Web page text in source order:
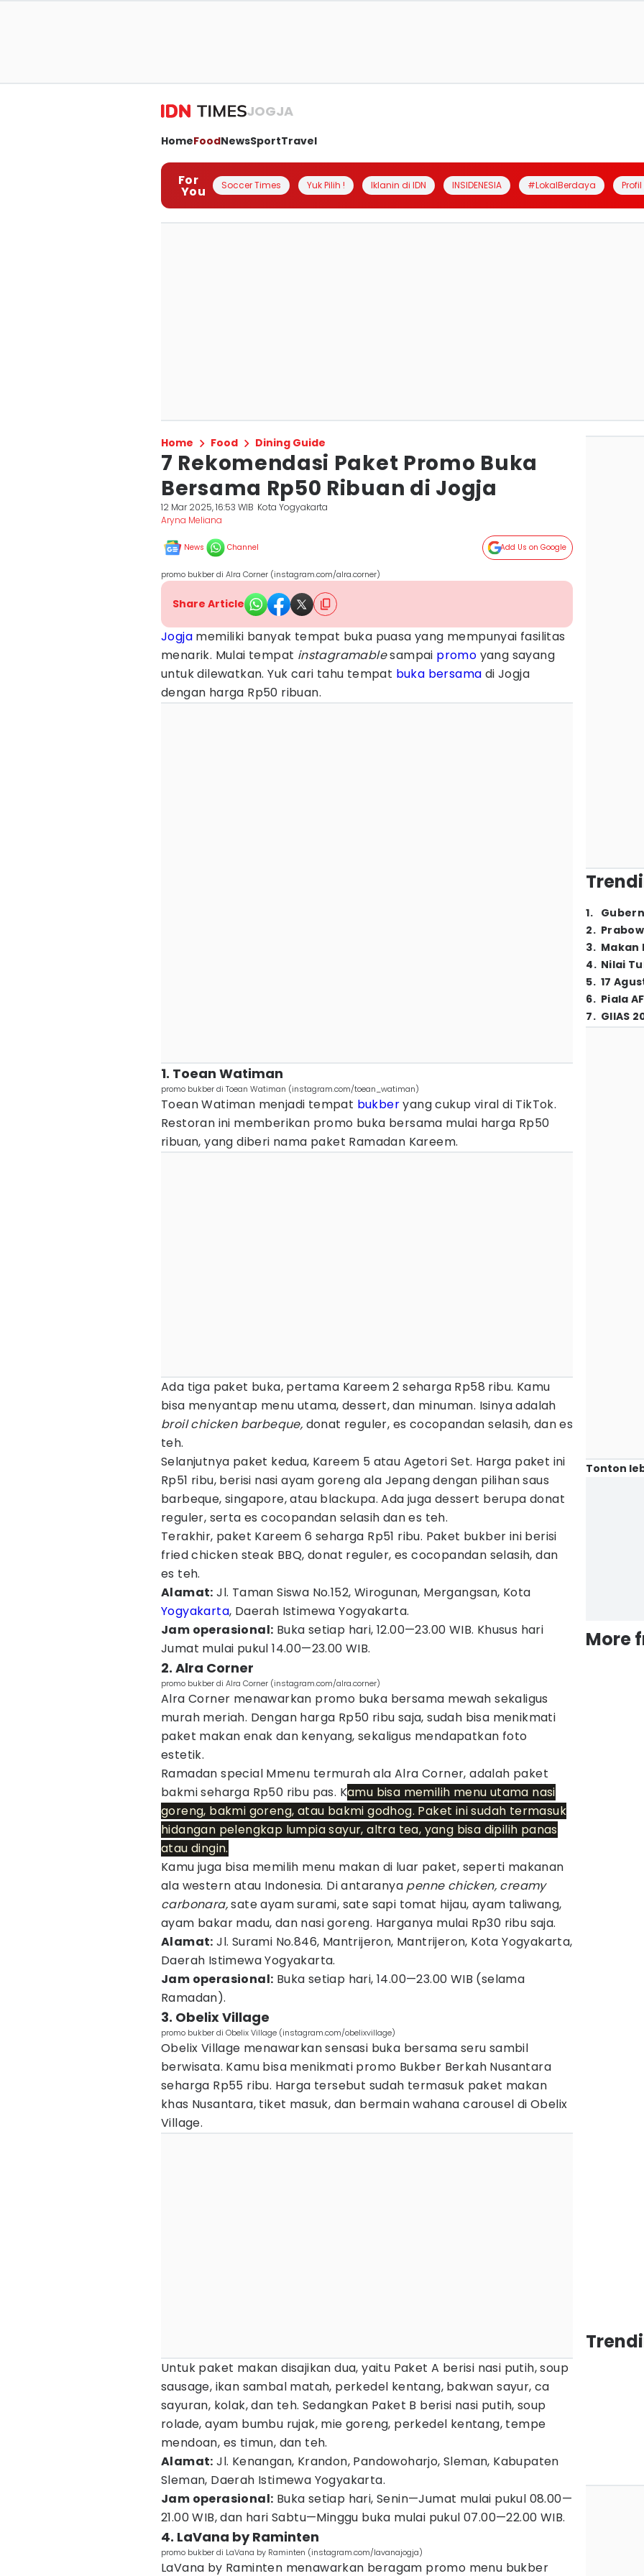
JOGJA
HomeFoodNewsSportTravel
For
You Soccer Times Yuk Pilih ! Iklanin di IDN INSIDENESIA #LokalBerdaya
Home Food Dining Guide
7 Rekomendasi Paket Promo Buka
Bersama Rp50 Ribuan di Jogja
12 Mar 2025, 16:53 WIB Kota Yogyakarta
Aryna Meliana
News Channel Add Us on Google
promo bukber di Alra Corner (instagram.com/alra.corner)
Share Article
Jogja memiliki banyak tempat buka puasa yang mempunyai fasilitas
menarik. Mulai tempat instagramablesampai promo yang sayang
untuk dilewatkan. Yuk cari tahu tempat buka bersama di Jogja
dengan harga Rp50 ribuan.
1. Toean Watiman
promo bukber di Toean Watiman (instagram.com/toean_watiman)
Toean Watiman menjadi tempat bukberyang cukup viral di TikTok.
Restoran ini memberikan promo buka bersama mulai harga Rp50
ribuan, yang diberi nama paket Ramadan Kareem.
Ada tiga paket buka, pertama Kareem 2 seharga Rp58 ribu. Kamu
bisa menyantap menu utama, dessert, dan minuman. Isinya adalah
broil chicken barbeque, donat reguler, es cocopandan selasih, dan es
teh.
Selanjutnya paket kedua, Kareem 5 atau Agetori Set. Harga paket ini
Rp51 ribu, berisi nasi ayam goreng ala Jepang dengan pilihan saus
barbeque, singapore, atau blackupa. Ada juga dessert berupa donat
reguler, serta es cocopandan selasih dan es teh.
Terakhir, paket Kareem 6 seharga Rp51 ribu. Paket bukber ini berisi
fried chicken steak BBQ, donat reguler, es cocopandan selasih, dan
es teh.
Alamat: Jl. Taman Siswa No.152, Wirogunan, Mergangsan, Kota
Yogyakarta, Daerah Istimewa Yogyakarta.
Jam operasional: Buka setiap hari, 12.00—23.00 WIB. Khusus hari
Jumat mulai pukul 14.00—23.00 WIB.
2. Alra Corner
promo bukber di Alra Corner (instagram.com/alra.corner)
Alra Corner menawarkan promo buka bersama mewah sekaligus
murah meriah. Dengan harga Rp50 ribu saja, sudah bisa menikmati
paket makan enak dan kenyang, sekaligus mendapatkan foto
estetik.
Ramadan special Mmenu termurah ala Alra Corner, adalah paket
bakmi seharga Rp50 ribu pas. Kamu bisa memilih menu utama nasi
goreng, bakmi goreng, atau bakmi godhog. Paket ini sudah termasuk
hidangan pelengkap lumpia sayur, altra tea, yang bisa dipilih panas
atau dingin.
Kamu juga bisa memilih menu makan di luar paket, seperti makanan
ala western atau Indonesia. Di antaranya penne chicken, creamy
carbonara,sate ayam surami, sate sapi tomat hijau, ayam taliwang,
ayam bakar madu, dan nasi goreng. Harganya mulai Rp30 ribu saja.
Alamat: Jl. Surami No.846, Mantrijeron, Mantrijeron, Kota Yogyakarta,
Daerah Istimewa Yogyakarta.
Jam operasional: Buka setiap hari, 14.00—23.00 WIB (selama
Ramadan).
3. Obelix Village
promo bukber di Obelix Village (instagram.com/obelixvillage)
Obelix Village menawarkan sensasi buka bersama seru sambil
berwisata. Kamu bisa menikmati promo Bukber Berkah Nusantara
seharga Rp55 ribu. Harga tersebut sudah termasuk paket makan
khas Nusantara, tiket masuk, dan bermain wahana carousel di Obelix
Village.
Untuk paket makan disajikan dua, yaitu Paket A berisi nasi putih, soup
sausage, ikan sambal matah, perkedel kentang, bakwan sayur, ca
sayuran, kolak, dan teh. Sedangkan Paket B berisi nasi putih, soup
rolade, ayam bumbu rujak, mie goreng, perkedel kentang, tempe
mendoan, es timun, dan teh.
Alamat: Jl. Kenangan, Krandon, Pandowoharjo, Sleman, Kabupaten
Sleman, Daerah Istimewa Yogyakarta.
Jam operasional: Buka setiap hari, Senin—Jumat mulai pukul 08.00—
21.00 WIB, dan hari Sabtu—Minggu buka mulai pukul 07.00—22.00 WIB.
4. LaVana by Raminten
promo bukber di LaVana by Raminten (instagram.com/lavanajogja)
LaVana by Raminten menawarkan beragam promo menu bukber
1.
2.
3. Makan
4. Nilai
5. 17
6. Piala
7. GIIAS
Tonton
More